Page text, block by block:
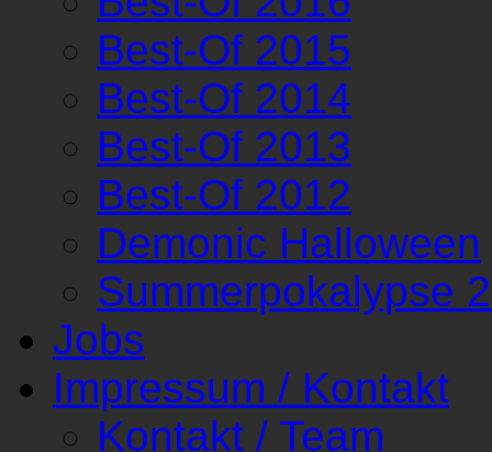
Best-Of 2015
Best-Of 2014
Best-Of 2013
Best-Of 2012
Demonic Halloween
Summerpokalypse
Jobs
Impressum / Kontakt
Kontakt / Team